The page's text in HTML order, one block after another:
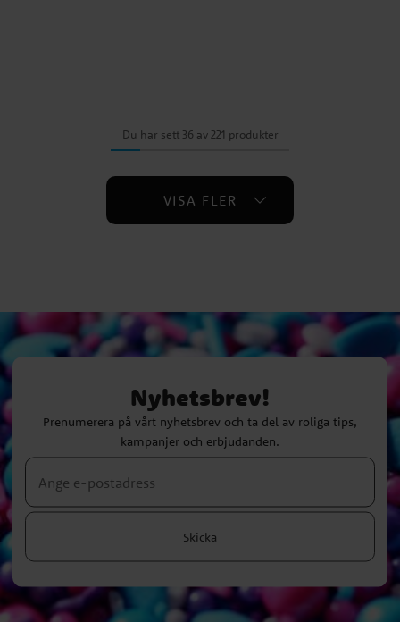
Du har sett 36 av 221 produkter
VISA FLER
Nyhetsbrev!
Prenumerera på vårt nyhetsbrev och ta del av roliga tips,
kampanjer och erbjudanden.
Skicka